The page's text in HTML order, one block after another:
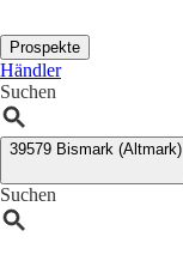
Prospekte
Händler
Suchen
39579 Bismark (Altmark)
Suchen